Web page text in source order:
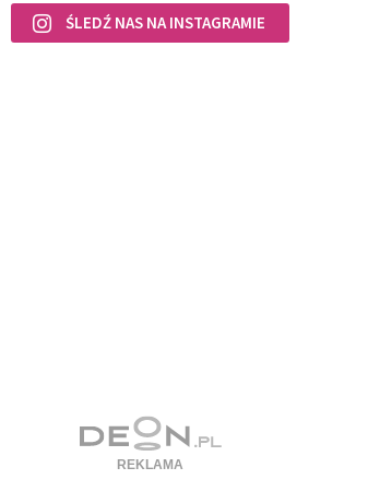
ŚLEDŹ NAS NA INSTAGRAMIE